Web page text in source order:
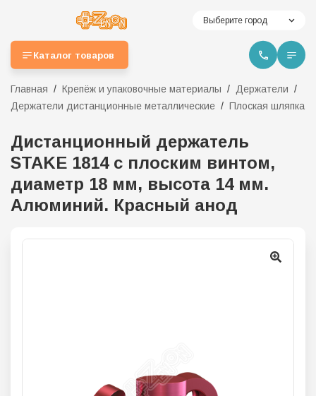
Выберите город
Каталог товаров
Главная Крепёж и упаковочные материалы
Держатели
Держатели дистанционные металлические
Плоская шляпка
Дистанционный держатель
STAKE 1814 с плоским винтом,
диаметр 18 мм, высота 14 мм.
Алюминий. Красный анод